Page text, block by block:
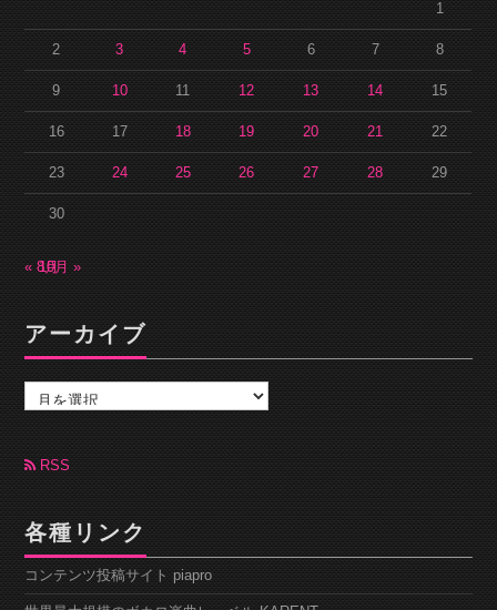
1
2 3 4 5 6 7 8
9 10 11 12 13 14 15
16 17 18 19 20 21 22
23 24 25 26 27 28 29
30
« 8月
10月 »
アーカイブ
カ
ブ RSS
各種リンク
コンテンツ投稿サイト piapro